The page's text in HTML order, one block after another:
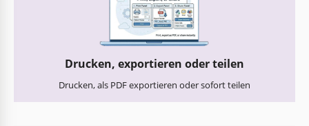
Drucken, exportieren oder teilen
Drucken, als PDF exportieren oder sofort teilen